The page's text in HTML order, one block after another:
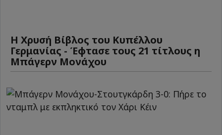
Η Χρυσή Βίβλος του Κυπέλλου
Γερμανίας - Έφτασε τους 21 τίτλους η
Μπάγερν Μονάχου